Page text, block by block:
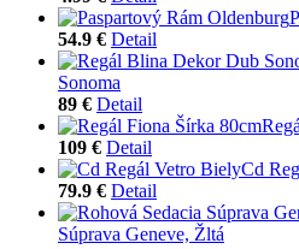
54.9 € Detail
Sonoma
89 € Detail
109 € Detail
Cd
79.9 € Detail
Súprava Geneve, Žltá